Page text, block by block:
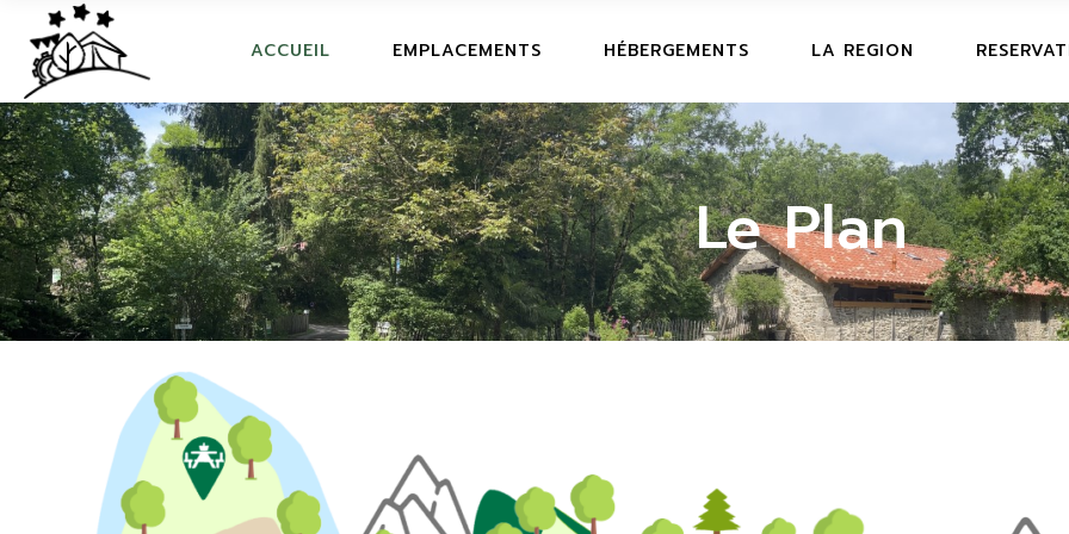
ACCUEIL
ACCUEIL
LIVRET D'ACCEUIL
ACTIVITIES
FAQ
ECO FRIENDLY
RESTAURANT
LE FILM DU CAMPING
EMPLACEMENTS HÉBERGEMENTS LA REGION
ACCUEIL
ACTIVITIES
FAQ
ECO FRIENDLY
RESTAURANT
LE PLAN
LE FILM DU CAMPING
Le Plan